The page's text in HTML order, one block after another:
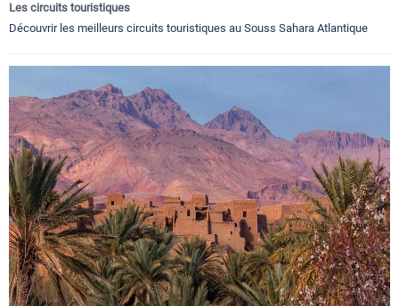
Les circuits touristiques
Découvrir les meilleurs circuits touristiques au Souss Sahara Atlantique